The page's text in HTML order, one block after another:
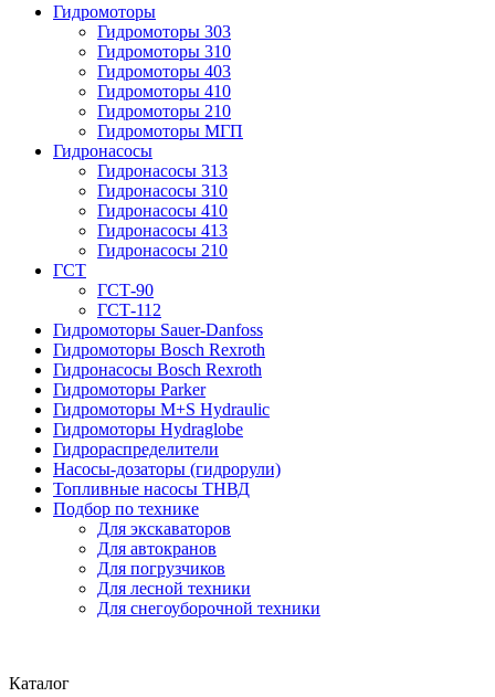
Гидромоторы
Гидромоторы 303
Гидромоторы 310
Гидромоторы 403
Гидромоторы 410
Гидромоторы 210
Гидромоторы МГП
Гидронасосы
Гидронасосы 313
Гидронасосы 310
Гидронасосы 410
Гидронасосы 413
Гидронасосы 210
ГСТ
ГСТ-90
ГСТ-112
Гидромоторы Sauer-Danfoss
Гидромоторы Bosch Rexroth
Гидронасосы Bosch Rexroth
Гидромоторы Parker
Гидромоторы M+S Hydraulic
Гидромоторы Hydraglobe
Гидрораспределители
Насосы-дозаторы (гидрорули)
Топливные насосы ТНВД
Подбор по технике
Для экскаваторов
Для автокранов
Для погрузчиков
Для лесной техники
Для снегоуборочной техники
Каталог